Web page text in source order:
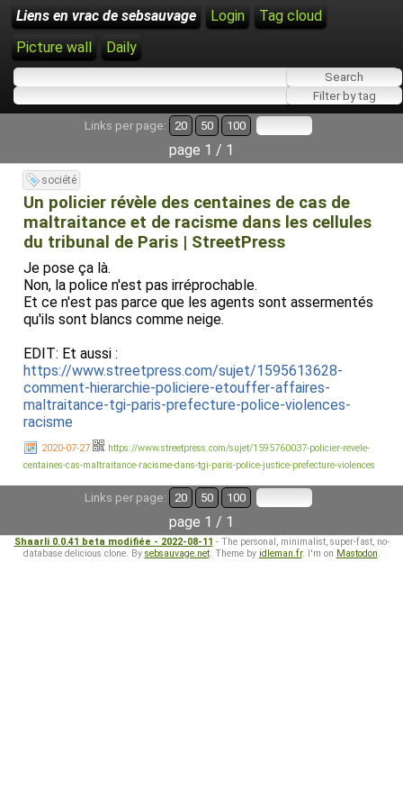
Liens en vrac de sebsauvage Login
Tag cloud
Picture wall
Daily
Links per page: 20 50 100
page 1 / 1
société
Un policier révèle des centaines de cas de
maltraitance et de racisme dans les cellules
du tribunal de Paris | StreetPress
Je pose ça là.
Non, la police n'est pas irréprochable.
Et ce n'est pas parce que les agents sont assermentés
qu'ils sont blancs comme neige.
EDIT: Et aussi :
https://www.streetpress.com/sujet/1595613628-
comment-hierarchie-policiere-etouffer-affaires-
maltraitance-tgi-paris-prefecture-police-violences-
racisme
2020-07-27
https://www.streetpress.com/sujet/1595760037-policier-revele-
centaines-cas-maltraitance-racisme-dans-tgi-paris-police-justice-prefecture-violences
Links per page: 20 50 100
page 1 / 1
Shaarli 0.0.41 beta modifiée - 2022-08-11 - The personal, minimalist, super-fast, no-
database delicious clone. By sebsauvage.net. Theme by idleman.fr. I'm on Mastodon.